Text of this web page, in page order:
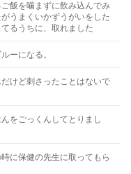
飯を噛まずに飲み込んでみ
うまくいかずうがいをした
てるうちに、取れました
ーになる。
けど刺さったことはないで
をごっくんしてとりまし
に保健の先生に取ってもら